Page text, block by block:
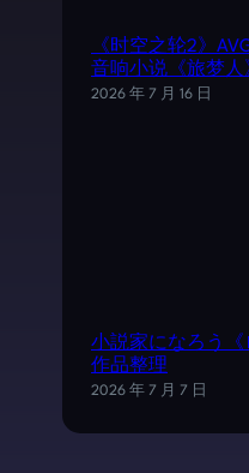
《时空之轮2》
音响小说《旅梦人
2026 年 7 月 16 日
小説家になろう《
作品整理
2026 年 7 月 7 日